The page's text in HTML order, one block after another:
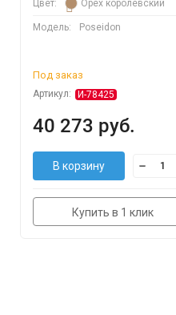
Цвет: Орех королевский
Модель: Poseidon
Под заказ
Артикул: И-78425
40 273 руб.
В корзину
Купить в 1 клик